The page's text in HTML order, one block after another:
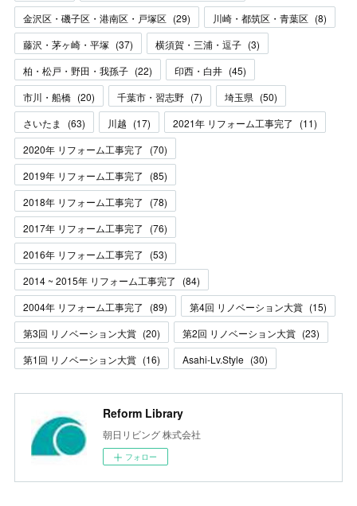
金沢区・磯子区・港南区・戸塚区 (29) 川崎・都筑区・青葉区 (8)
藤沢・茅ヶ崎・平塚 (37) 横須賀・三浦・逗子 (3)
柏・松戸・野田・我孫子 (22) 印西・白井 (45)
市川・船橋 (20) 千葉市・習志野 (7) 埼玉県 (50)
さいたま
(63) 川越 (17) 2021年 リフォーム工事完了 (11)
2020年 リフォーム工事完了
(70)
2019年 リフォーム工事完了
(85)
2018年 リフォーム工事完了
(78)
2017年 リフォーム工事完了
(76)
2016年 リフォーム工事完了
(53)
2014 ~ 2015年 リフォーム工事完了
(84)
2004年 リフォーム工事完了
(89) 第4回 リノベーション大賞 (15)
第3回 リノベーション大賞 (20) 第2回 リノベーション大賞 (23)
第1回 リノベーション大賞 (16) Asahi-Lv.Style (30)
Reform Library
朝日リビング 株式会社
フォロー